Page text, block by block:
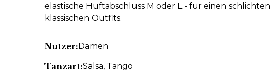
elastische Hüftabschluss M oder L - für einen
klassischen Outfits.
Nutzer:Damen
Tanzart:Salsa, Tango